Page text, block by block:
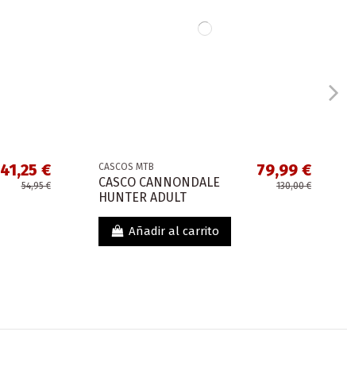
41,25 €
54,95 €
CASCOS MTB
CASCO CANNONDALE
HUNTER ADULT
79,99 €
130,00 €
Añadir al carrito